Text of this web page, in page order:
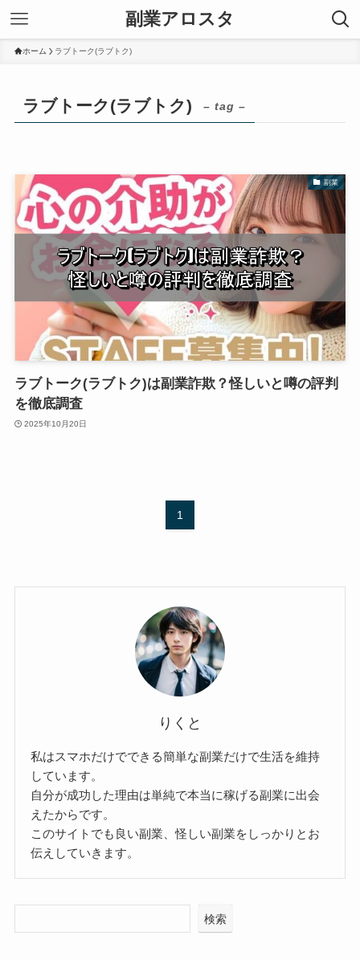
副業アロスタ
ホーム ラブトーク(ラブトク)
ラブトーク(ラブトク) – tag –
副業
ラブトーク(ラブトク)は副業詐欺？怪しいと噂の評判
を徹底調査
2025年10月20日
1
りくと
私はスマホだけでできる簡単な副業だけで生活を維持
しています。
自分が成功した理由は単純で本当に稼げる副業に出会
えたからです。
このサイトでも良い副業、怪しい副業をしっかりとお
伝えしていきます。
検索